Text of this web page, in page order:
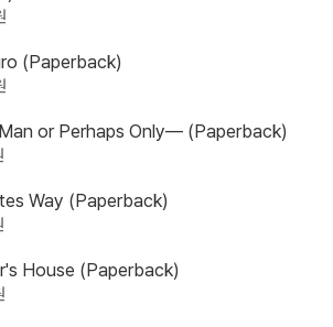
(Paperback)
or Perhaps Only— (Paperback)
Way (Paperback)
House (Paperback)